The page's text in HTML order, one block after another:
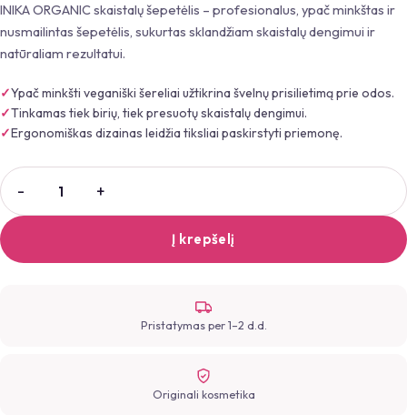
INIKA ORGANIC skaistalų šepetėlis – profesionalus, ypač minkštas ir
nusmailintas šepetėlis, sukurtas sklandžiam skaistalų dengimui ir
natūraliam rezultatui.
Ypač minkšti veganiški šereliai užtikrina švelnų prisilietimą prie odos.
Tinkamas tiek birių, tiek presuotų skaistalų dengimui.
Ergonomiškas dizainas leidžia tiksliai paskirstyti priemonę.
Į krepšelį
Pristatymas per 1–2 d.d.
Originali kosmetika